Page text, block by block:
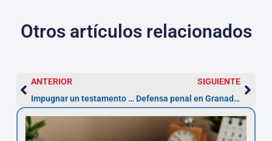
Otros artículos relacionados
ANTERIOR
Impugnar un testamento en Córdoba: pasos y guía práctica
SIGUIENTE
Defensa penal en Granada: derechos, pasos y órganos competentes